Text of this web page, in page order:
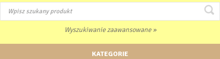
Wyszukiwanie zaawansowane »
KATEGORIE